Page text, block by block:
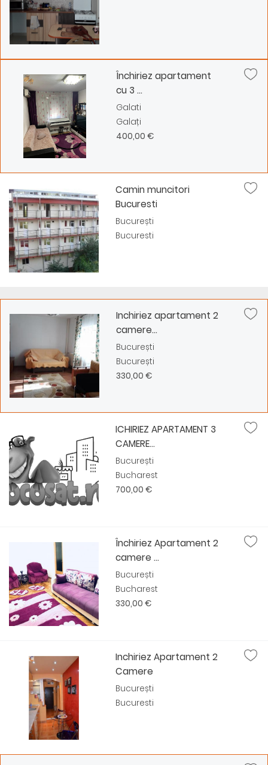
Închiriez apartament
cu 3 ...
Galati
Galați
400,00 €
Camin muncitori
Bucuresti
București
Bucuresti
Inchiriez apartament 2
camere...
București
București
330,00 €
ICHIRIEZ APARTAMENT 3
CAMERE...
București
Bucharest
700,00 €
Închiriez Apartament 2
camere ...
București
Bucharest
330,00 €
Inchiriez Apartament 2
Camere
București
Bucuresti